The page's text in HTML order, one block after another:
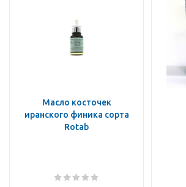
Масло косточек
иранского финика сорта
Rotab